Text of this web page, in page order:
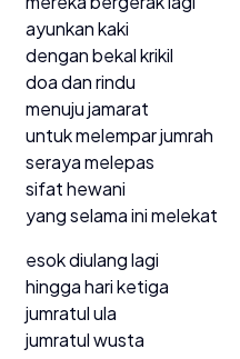
ayunkan kaki
dengan bekal krikil
doa dan rindu
menuju jamarat
untuk melempar jumrah
seraya melepas
sifat hewani
yang selama ini melekat
esok diulang lagi
hingga hari ketiga
jumratul ula
jumratul wusta